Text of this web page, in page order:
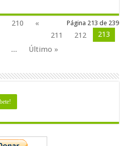
Página 213 de 239
210
«
211
212
213
... Último »